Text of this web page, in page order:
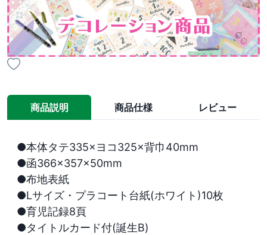
商品説明 商品仕様 レビュー
●本体タテ335×ヨコ325×背巾40mm
●函366×357×50mm
●布地表紙
●Lサイズ・プラコート台紙(ホワイト)10枚
●育児記録8頁
●タイトルカード付(誕生B)